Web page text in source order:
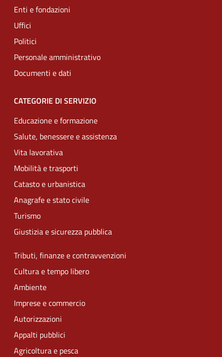
Enti e fondazioni
Uffici
Politici
Personale amministrativo
Documenti e dati
CATEGORIE DI SERVIZIO
Educazione e formazione
Salute, benessere e assistenza
Vita lavorativa
Mobilità e trasporti
Catasto e urbanistica
Anagrafe e stato civile
Turismo
Giustizia e sicurezza pubblica
Tributi, finanze e contravvenzioni
Cultura e tempo libero
Ambiente
Imprese e commercio
Autorizzazioni
Appalti pubblici
Agricoltura e pesca